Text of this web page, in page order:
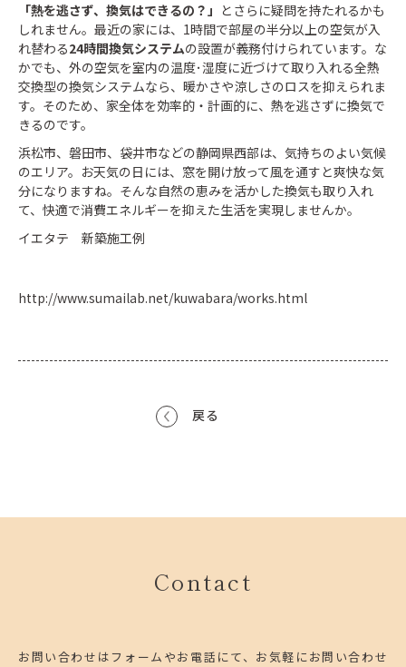
「熱を逃さず、換気はできるの？」 とさらに疑問を持たれるかも
しれません。最近の家には、1時間で部屋の半分以上の空気が入
れ替わる24時間換気システムの設置が義務付けられています。な
かでも、外の空気を室内の温度･湿度に近づけて取り入れる全熱
交換型の換気システムなら、暖かさや涼しさのロスを抑えられま
す。そのため、家全体を効率的・計画的に、熱を逃さずに換気で
きるのです。
浜松市、磐田市、袋井市などの静岡県西部は、気持ちのよい気候
のエリア。お天気の日には、窓を開け放って風を通すと爽快な気
分になりますね。そんな自然の恵みを活かした換気も取り入れ
て、快適で消費エネルギーを抑えた生活を実現しませんか。
イエタテ 新築施工例
http://www.sumailab.net/kuwabara/works.html
戻る
Contact
お問い合わせはフォームやお電話にて、お気軽にお問い合わせ